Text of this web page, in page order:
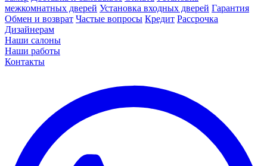
межкомнатных дверей Установка входных дверей Гарантия
Обмен и возврат Частые вопросы Кредит Рассрочка
Дизайнерам
Наши салоны
Наши работы
Контакты